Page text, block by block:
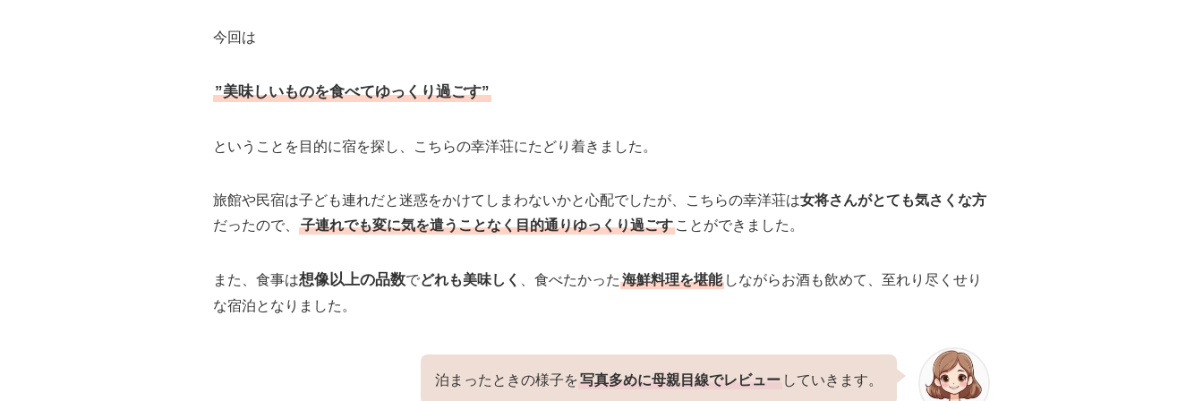
今回は
”美味しいものを食べてゆっくり過ごす”
ということを目的に宿を探し、こちらの幸洋荘にたどり着きました。
旅館や民宿は子ども連れだと迷惑をかけてしまわないかと心配でしたが、こちらの幸洋荘は女将さんがとても気さくな方
だったので、
子連れでも変に気を遣うことなく目的通りゆっくり過ごす ことができました。
また、食事は想像以上の品数でどれも美味しく 、食べたかった 海鮮料理を堪能 しながらお酒も飲めて、至れり尽くせり
な宿泊となりました。
泊まったときの様子を写真多めに母親目線でレビュー していきます。